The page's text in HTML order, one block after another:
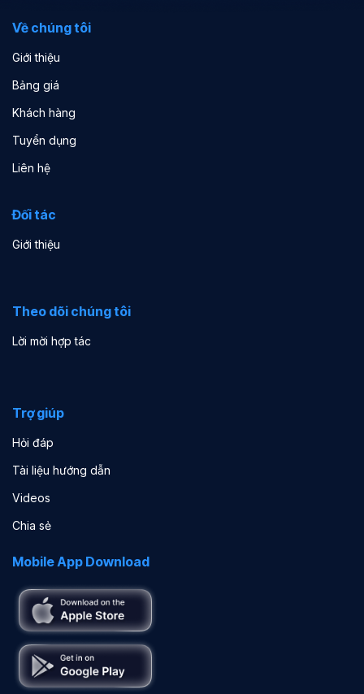
Về chúng tôi
Giới thiệu
Bảng giá
Khách hàng
Tuyển dụng
Liên hệ
Đối tác
Giới thiệu
Theo dõi chúng tôi
Lời mời hợp tác
Trợ giúp
Hỏi đáp
Tài liệu hướng dẫn
Videos
Chia sẻ
Mobile App Download